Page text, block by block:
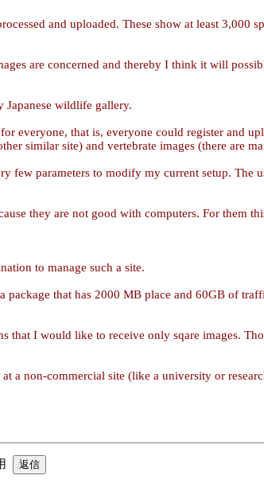
and uploaded. These show at least 3,000
are concerned and thereby I think it will
Japanese wildlife gallery.
that is, everyone could register and
similar site) and vertebrate images (there are
few parameters to modify my current setup. The
they are not good with computers. For them
to manage such a site.
that has 2000 MB place and 60GB of
I would like to receive only sqare images.
a non-commercial site (like a university or